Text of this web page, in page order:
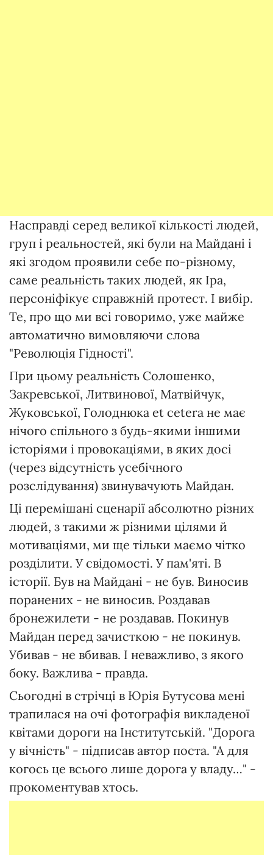
Насправді серед великої кількості людей,
груп і реальностей, які були на Майдані і
які згодом проявили себе по-різному,
саме реальність таких людей, як Іра,
персоніфікує справжній протест. І вибір.
Те, про що ми всі говоримо, уже майже
автоматично вимовляючи слова
"Революція Гідності".
При цьому реальність Солошенко,
Закревської, Литвинової, Матвійчук,
Жуковської, Голоднюка et cetera не має
нічого спільного з будь-якими іншими
історіями і провокаціями, в яких досі
(через відсутність усебічного
розслідування) звинувачують Майдан.
Ці перемішані сценарії абсолютно різних
людей, з такими ж різними цілями й
мотиваціями, ми ще тільки маємо чітко
розділити. У свідомості. У пам'яті. В
історії. Був на Майдані - не був. Виносив
поранених - не виносив. Роздавав
бронежилети - не роздавав. Покинув
Майдан перед зачисткою - не покинув.
Убивав - не вбивав. І неважливо, з якого
боку. Важлива - правда.
Сьогодні в стрічці в Юрія Бутусова мені
трапилася на очі фотографія викладеної
квітами дороги на Інститутській. "Дорога
у вічність" - підписав автор поста. "А для
когось це всього лише дорога у владу…" -
прокоментував хтось.